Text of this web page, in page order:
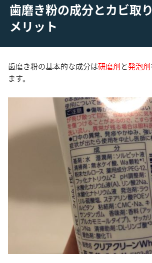
歯磨き粉の成分とカビ取
メリット
歯磨き粉の基本的な成分は研磨剤と発泡剤
ます。